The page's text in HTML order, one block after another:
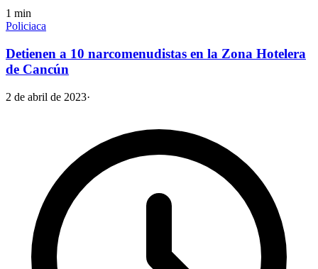
1 min
Policiaca
Detienen a 10 narcomenudistas en la Zona Hotelera
de Cancún
2 de abril de 2023·